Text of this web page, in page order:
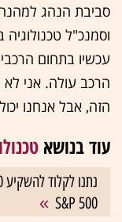
סביבת הנהג
עכשיו בתחום
הרכב עולה. אני לא
הזה, אבל אנחנו
עוד בנושא
S&P 500